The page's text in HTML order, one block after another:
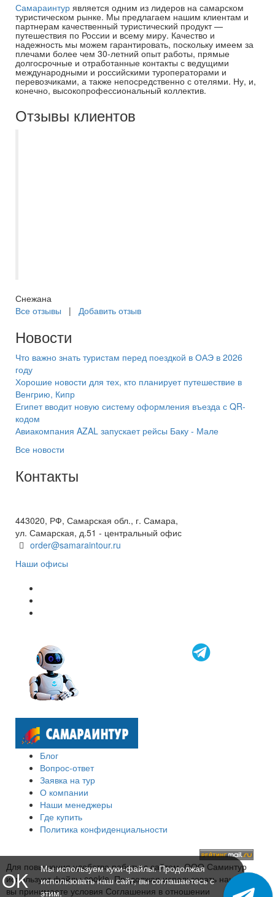
Самараинтур является одним из лидеров на самарском
туристическом рынке. Мы предлагаем нашим клиентам и
партнерам качественный туристический продукт —
путешествия по России и всему миру. Качество и
надежность мы можем гарантировать, поскольку имеем за
плечами более чем 30-летний опыт работы, прямые
долгосрочные и отработанные контакты с ведущими
международными и российскими туроператорами и
перевозчиками, а также непосредственно с отелями. Ну, и,
конечно, высокопрофессиональный коллектив.
Отзывы клиентов
Снежана
Все отзывы | Добавить отзыв
Новости
Что важно знать туристам перед поездкой в ОАЭ в 2026
году
Хорошие новости для тех, кто планирует путешествие в
Венгрию, Кипр
Египет вводит новую систему оформления въезда с QR-
кодом
Авиакомпания AZAL запускает рейсы Баку - Мале
Все новости
Контакты
443020, РФ, Самарская обл., г. Самара,
ул. Самарская, д.51 - центральный офис
order@samaraintour.ru
Наши офисы
Блог
Вопрос-ответ
Заявка на тур
О компании
Наши менеджеры
Где купить
Политика конфиденциальности
Для повышения удобства работы с сайтом, ООО Саминтур
использует файлы cookie. Продолжая использовать наш сайт,
вы принимаете условия Соглашения в отношении
OK
Мы используем куки-файлы. Продолжая
использовать наш сайт, вы соглашаетесь с
этим.